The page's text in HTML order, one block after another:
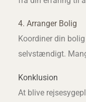
4. Arranger Bolig
Koordiner din
selvstændigt.
Konklusion
At blive